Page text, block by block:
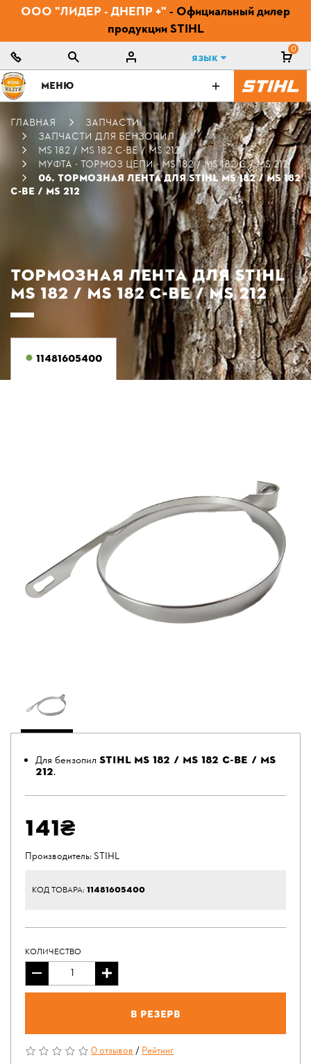
ООО "ЛИДЕР - ДНЕПР +" - Официальный дилер
продукции STIHL
Язык
0
МЕНЮ
ГЛАВНАЯ
ЗАПЧАСТИ
ЗАПЧАСТИ ДЛЯ БЕНЗОПИЛ
MS 182 / MS 182 C-BE / MS 212
МУФТА - ТОРМОЗ ЦЕПИ - MS 182 / MS 182 C / MS 212
06. ТОРМОЗНАЯ ЛЕНТА ДЛЯ STIHL MS 182 / MS 182
C-BE / MS 212
ТОРМОЗНАЯ ЛЕНТА ДЛЯ STIHL
MS 182 / MS 182 C-BE / MS 212
11481605400
Для бензопил STIHL MS 182 / MS 182 C-BE / MS
212.
141₴
Производитель:STIHL
КОД ТОВАРА: 11481605400
КОЛИЧЕСТВО
В резерв
0 отзывов/Рейтинг